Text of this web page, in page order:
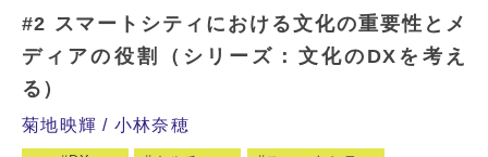
#2 スマートシティにおける文化の重要性とメ
ディアの役割（シリーズ：文化のDXを考え
る）
菊地映輝 小林奈穂